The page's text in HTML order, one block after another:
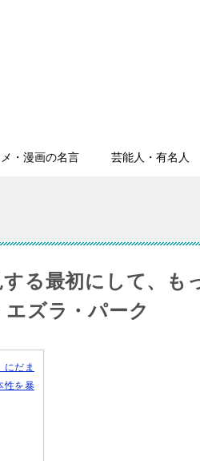
・漫画の名言 芸能人・有名人
る最初にして、も
ズラ・パーク
にだま
性を暴